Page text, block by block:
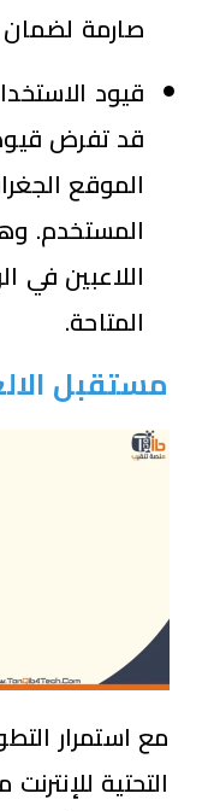
صارمة لضمان
قيود
قد تفرض
الموقع
المستخدم.
اللاعبين في
المتاحة.
مستقبل
مع استمرار
التحتية